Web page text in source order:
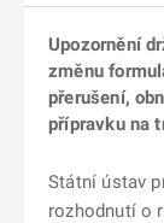
Upozornění
změnu
přerušení,
přípravku na
Státní ústav
rozhodnutí o